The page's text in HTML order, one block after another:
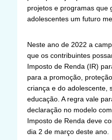
projetos e programas que
adolescentes um futuro
Neste ano de 2022 a
que os contribuintes
Imposto de Renda (IR)
para a promoção,
criança e do adolescente,
educação. A regra vale
declaração no modelo
Imposto de Renda deve
dia 2 de março deste ano.